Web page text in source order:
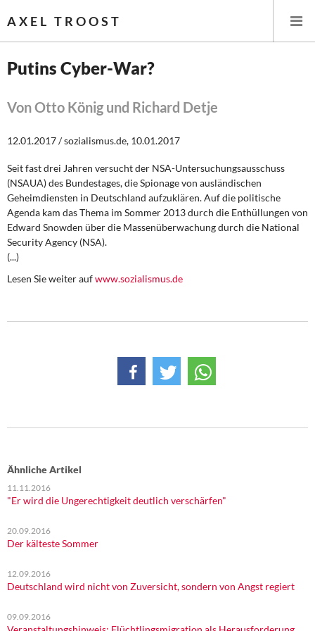
AXEL TROOST
Leitlinien linker Wirtschafts- und Finanzpolitik
Wirtschaftspolitik
Steuer- und Finanzpolitik
DIE LINKE
Institut Solidarische Moderne
Über mich
Kontakt
Putins Cyber-War?
Von Otto König und Richard Detje
12.01.2017 / sozialismus.de, 10.01.2017
Seit fast drei Jahren versucht der NSA-Untersuchungsausschuss
(NSAUA) des Bundestages, die Spionage von ausländischen
Geheimdiensten in Deutschland aufzuklären. Auf die politische
Agenda kam das Thema im Sommer 2013 durch die Enthüllungen von
Edward Snowden über die Massenüberwachung durch die National
Security Agency (NSA).
(...)
Lesen Sie weiter aufwww.sozialismus.de
Ähnliche Artikel
11.11.2016
"Er wird die Ungerechtigkeit deutlich verschärfen"
20.09.2016
Der kälteste Sommer
12.09.2016
Deutschland wird nicht von Zuversicht, sondern von Angst regiert
09.09.2016